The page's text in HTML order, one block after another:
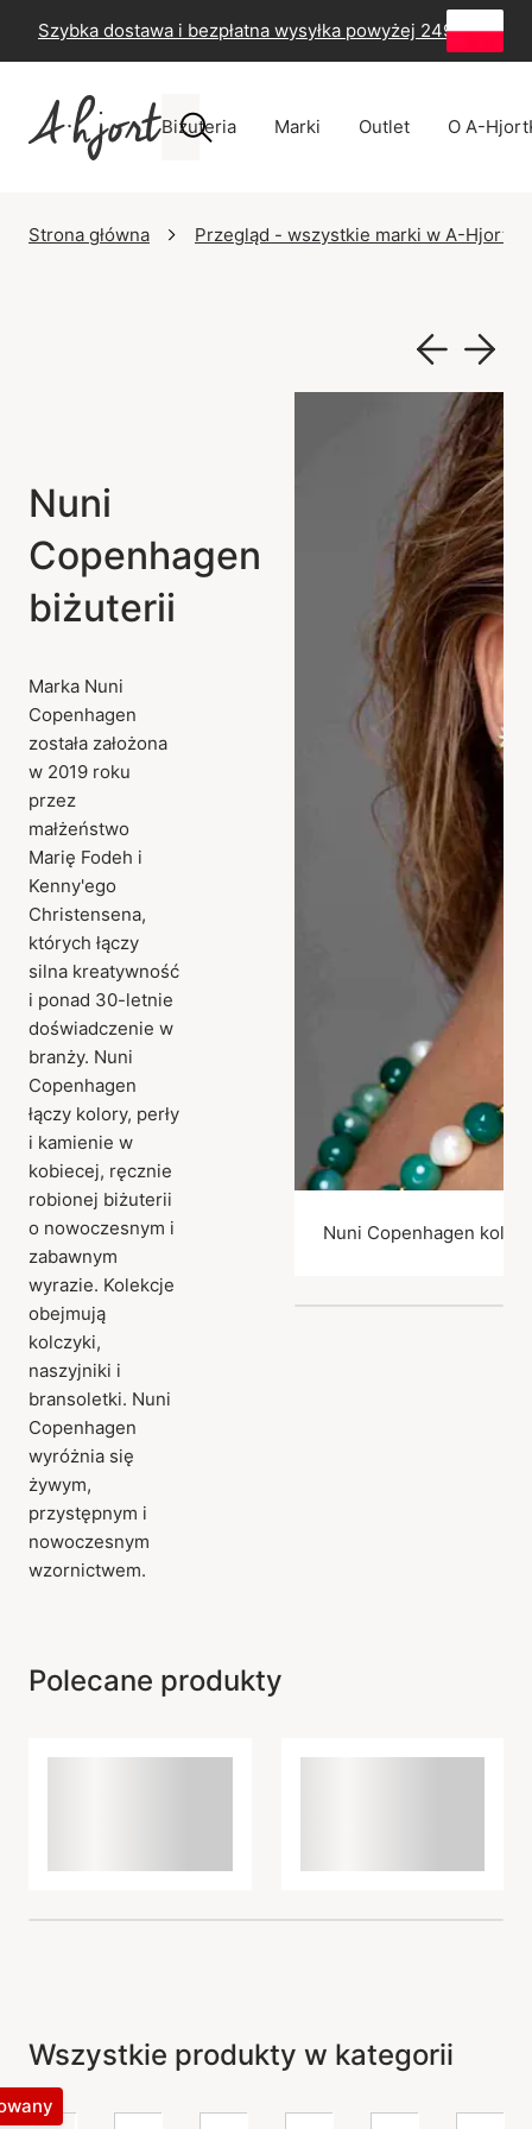
Szybka dostawa i bezpłatna wysyłka powyżej 249 zł -
Biżuteria Marki Outlet O A-Hjort
Strona główna Przegląd - wszystkie marki w A-Hjort
Nuni
Copenhagen
biżuterii
Marka Nuni
Copenhagen
została założona
w 2019 roku
przez
małżeństwo
Marię Fodeh i
Kenny'ego
Christensena,
których łączy
silna kreatywność
i ponad 30-letnie
doświadczenie w
branży. Nuni
Copenhagen
łączy kolory, perły
i kamienie w
kobiecej, ręcznie
robionej biżuterii
o nowoczesnym i
zabawnym
wyrazie. Kolekcje
obejmują
kolczyki,
naszyjniki i
bransoletki. Nuni
Copenhagen
wyróżnia się
żywym,
przystępnym i
nowoczesnym
wzornictwem.
Nuni Copenhagen
Polecane produkty
Wszystkie produkty w kategorii